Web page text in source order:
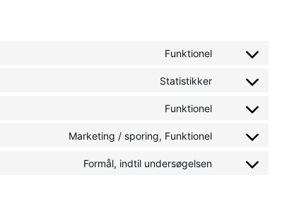
Funktionel Consent to service
Statistikker Consent to service
Funktionel Consent to service
Marketing / sporing, Funktionel Consent to service
Formål, indtil undersøgelsen Consent to service